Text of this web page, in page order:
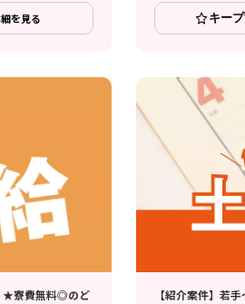
を見る キー
★寮費無料◎のど
【紹介案件】若